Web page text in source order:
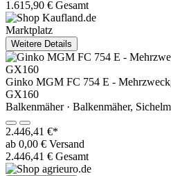
1.615,90 € Gesamt
Marktplatz
Weitere Details
Ginko MGM FC 754 E -
GX160
Balkenmäher · Balkenmäher,
2.446,41 €*
ab 0,00 € Versand
2.446,41 € Gesamt